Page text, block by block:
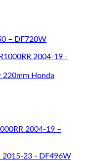
– DF720W
2004-19 –